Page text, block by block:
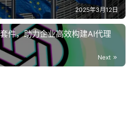
2025年3月12日
件，助力企业高效构建AI代理
Next